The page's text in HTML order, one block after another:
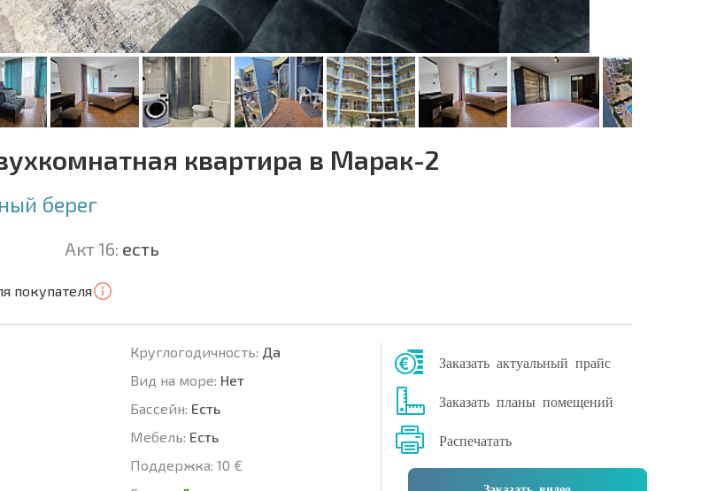
квартира в Марак-2
берег
Акт 16: есть
покупателя
Круглогодичность: Да
Вид на море: Нет
Басcейн: Есть
Мебель: Есть
Поддержка: 10 €
Заказать актуальный прайс
Заказать планы помещений
Распечатать